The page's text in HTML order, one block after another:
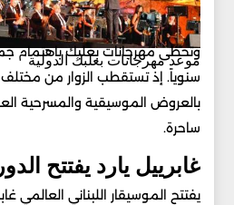
موعد مهرجانات بعلبك الدولية
وتحظى مهرجانات بعلبك باهتمام
سنوياً. إذ تستقطب الزوار من مختلف
بالعروض الموسيقية والمسرحية
ساحرة.
غابرييل يارد يفتتح
يفتتح الموسيقار اللبناني العالمي